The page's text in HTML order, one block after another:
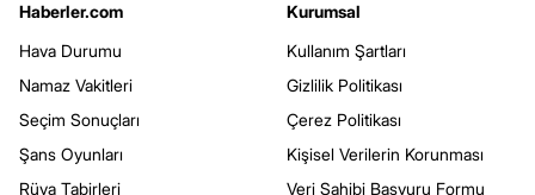
Haberler.com
Hava Durumu
Namaz Vakitleri
Seçim Sonuçları
Şans Oyunları
Rüya Tabirleri
Kurumsal
Kullanım Şartları
Gizlilik Politikası
Çerez Politikası
Kişisel Verilerin Korunması
Veri Sahibi Başvuru Formu